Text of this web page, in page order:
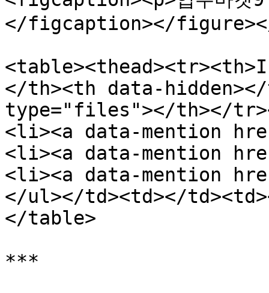
</figcaption></
</th><th data-
type="files"></th></
<li><a data-mention
<li><a data-mention
<li><a data-mention
</ul></td><td></
</table>
***